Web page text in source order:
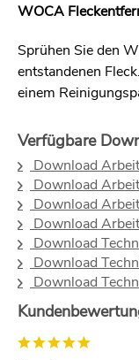
WOCA
Sprühen Sie den
entstandenen
einem
Verfügbare
Download
Download
Download
Download
Download
Download
Download